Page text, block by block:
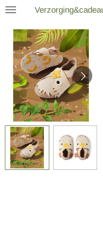
Ga
naar
de
hoofdinhoud